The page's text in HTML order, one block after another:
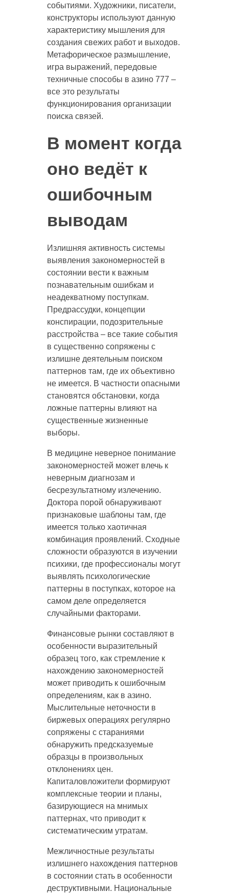
событиями. Художники, писатели,
конструкторы используют данную
характеристику мышления для
создания свежих работ и выходов.
Метафорическое размышление,
игра выражений, передовые
техничные способы в азино 777 –
все это результаты
функционирования организации
поиска связей.
В момент когда
оно ведёт к
ошибочным
выводам
Излишняя активность системы
выявления закономерностей в
состоянии вести к важным
познавательным ошибкам и
неадекватному поступкам.
Предрассудки, концепции
конспирации, подозрительные
расстройства – все такие события
в существенно сопряжены с
излишне деятельным поиском
паттернов там, где их объективно
не имеется. В частности опасными
становятся обстановки, когда
ложные паттерны влияют на
существенные жизненные
выборы.
В медицине неверное понимание
закономерностей может влечь к
неверным диагнозам и
бесрезультатному излечению.
Доктора порой обнаруживают
признаковые шаблоны там, где
имеется только хаотичная
комбинация проявлений. Сходные
сложности образуются в изучении
психики, где профессионалы могут
выявлять психологические
паттерны в поступках, которое на
самом деле определяется
случайными факторами.
Финансовые рынки составляют в
особенности выразительный
образец того, как стремление к
нахождению закономерностей
может приводить к ошибочным
определениям, как в азино.
Мыслительные неточности в
биржевых операциях регулярно
сопряжены с стараниями
обнаружить предсказуемые
образцы в произвольных
отклонениях цен.
Капиталовложители формируют
комплексные теории и планы,
базирующиеся на мнимых
паттернах, что приводит к
систематическим утратам.
Межличностные результаты
излишнего нахождения паттернов
в состоянии стать в особенности
деструктивными. Национальные